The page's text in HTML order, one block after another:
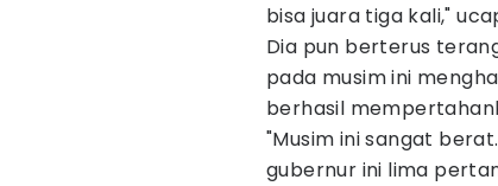
bisa juara tiga kali,"
Dia pun berterus
pada musim ini
berhasil
"Musim ini sangat
gubernur ini lima